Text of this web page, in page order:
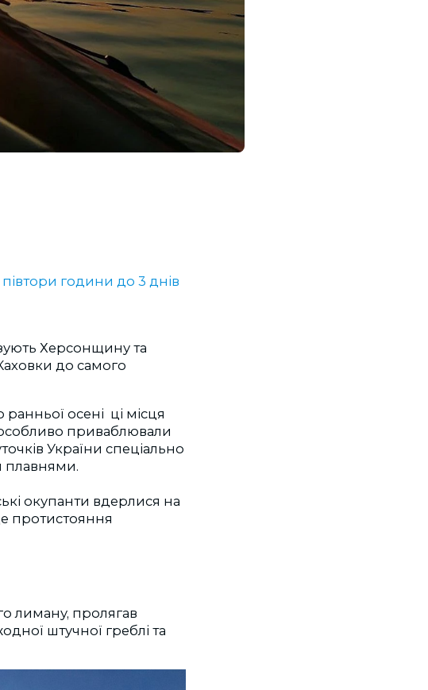
години до 3 днів
Херсонщину та
до самого
осені ці місця
приваблювали
України спеціально
плавнями.
окупанти вдерлися на
протистояння
лиману, пролягав
штучної греблі та